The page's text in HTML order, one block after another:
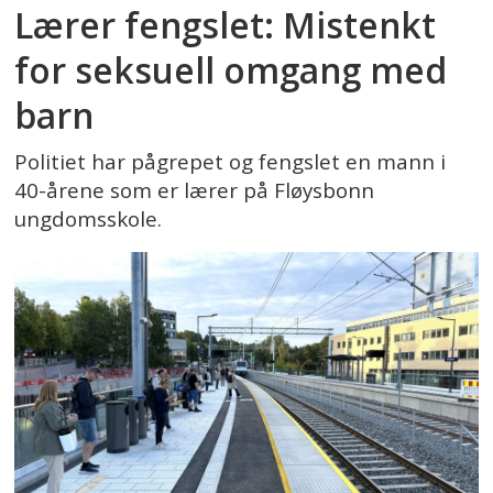
Lærer fengslet: Mistenkt
for seksuell omgang med
barn
Politiet har pågrepet og fengslet en mann i
40-årene som er lærer på Fløysbonn
ungdomsskole.